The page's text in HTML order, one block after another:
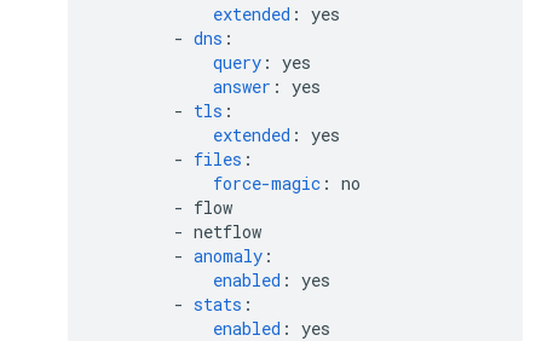
extended : yes
- dns :
query : yes
answer : yes
- tls :
extended : yes
- files :
force-magic : no
- flow
- netflow
- anomaly :
enabled : yes
- stats :
enabled : yes